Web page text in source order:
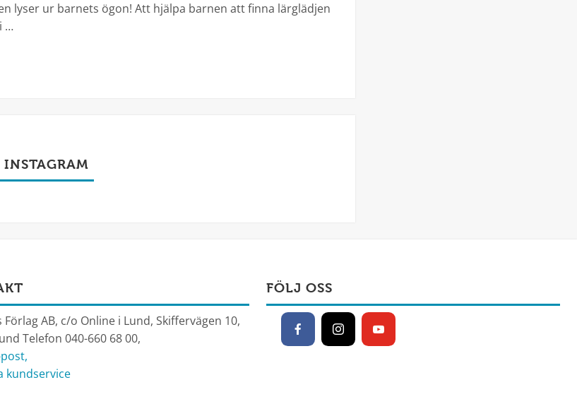
lyser ur barnets ögon! Att hjälpa barnen att finna lärglädjen
…
Förlag AB, c/o Online i Lund, Skiffervägen 10,
Telefon 040-660 68 00,
kundservice
FÖLJ OSS